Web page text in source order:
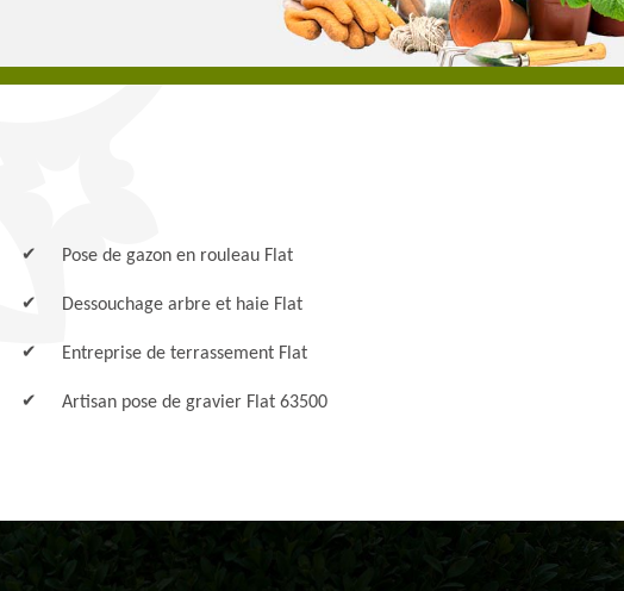
Pose de gazon en rouleau Flat
Dessouchage arbre et haie Flat
Entreprise de terrassement Flat
Artisan pose de gravier Flat 63500